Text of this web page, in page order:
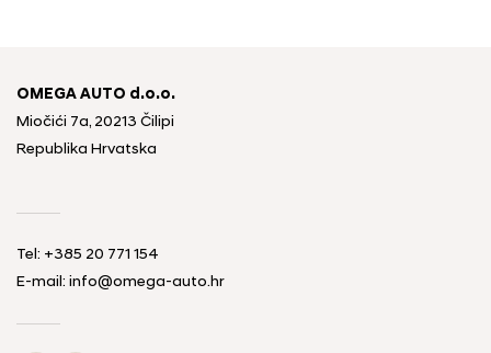
OMEGA AUTO d.o.o.
Miočići 7a, 20213 Čilipi
Republika Hrvatska
Tel: +385 20 771 154
E-mail: info@omega-auto.hr